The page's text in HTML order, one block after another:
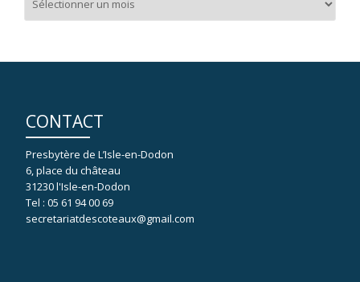
CONTACT
Presbytère de L’Isle-en-Dodon
6, place du château
31230 l'Isle-en-Dodon
Tel : 05 61 94 00 69
secretariatdescoteaux@gmail.com